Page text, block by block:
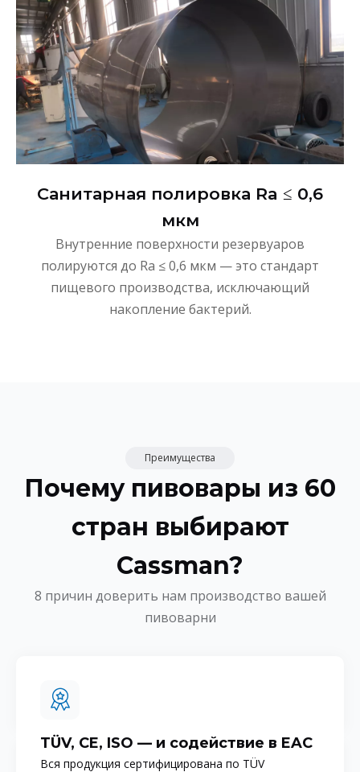
Санитарная полировка Ra ≤ 0,6
мкм
Внутренние поверхности резервуаров
полируются до Ra ≤ 0,6 мкм — это стандарт
пищевого производства, исключающий
накопление бактерий.
Преимущества
Почему пивовары из 60
стран выбирают
Cassman?
8 причин доверить нам производство вашей
пивоварни
TÜV, CE, ISO — и содействие в EAC
Вся продукция сертифицирована по TÜV